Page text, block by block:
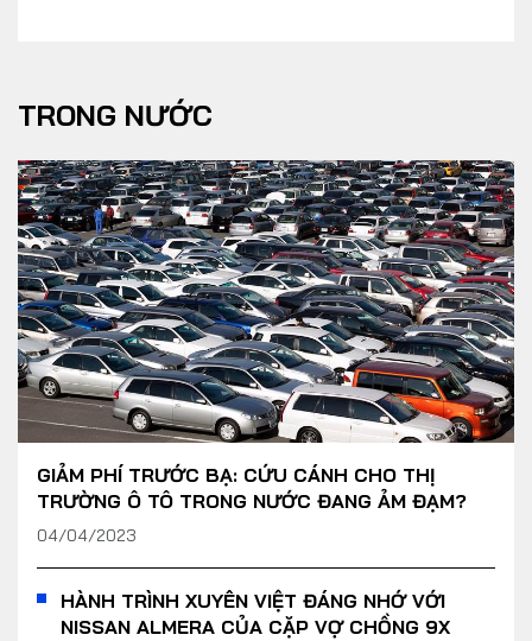
TRONG NƯỚC
GIẢM PHÍ TRƯỚC BẠ: CỨU CÁNH CHO THỊ
TRƯỜNG Ô TÔ TRONG NƯỚC ĐANG ẢM ĐẠM?
04/04/2023
HÀNH TRÌNH XUYÊN VIỆT ĐÁNG NHỚ VỚI
NISSAN ALMERA CỦA CẶP VỢ CHỒNG 9X